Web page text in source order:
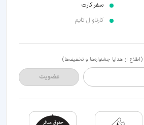
سفر کارت
کارناوال تایم
(اطلاع از هدایا جشنواره‌ها و تخفیف‌ها)
عضویت